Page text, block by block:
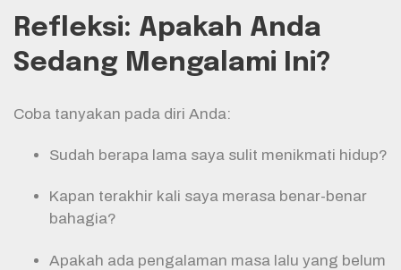
Refleksi: Apakah Anda
Sedang Mengalami Ini?
Coba tanyakan pada diri Anda:
Sudah berapa lama saya sulit menikmati hidup?
Kapan terakhir kali saya merasa benar-benar
bahagia?
Apakah ada pengalaman masa lalu yang belum